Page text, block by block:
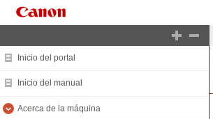
Inicio del portal
Inicio del manual
Acerca de la máquina